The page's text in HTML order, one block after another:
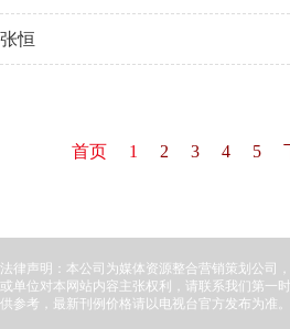
张恒
首页 1 2 3 4 5
法律声明：本公司为媒体资源整合营销策划公司
或单位对本网站内容主张权利，请联系我们第一
供参考，最新刊例价格请以电视台官方发布为准。